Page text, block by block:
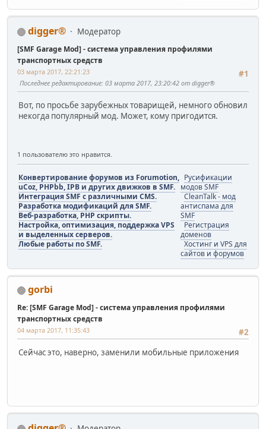
digger® Модератор
[SMF Garage Mod] - система управления профилями
транспортных средств
#1
03 марта 2017, 22:21:23
Последнее редактирование: 03 марта 2017, 23:20:42 от digger®
Вот, по просьбе зарубежных товарищей, немного обновил
некогда популярный мод. Может, кому пригодится.
1 пользователю это нравится.
Конвертирование форумов из Forumotion,
uCoz, PHPbb, IPB и других движков в SMF.
Интеграция SMF с различными CMS.
Разработка модификаций для SMF.
Веб-разработка, PHP скрипты.
Настройка, оптимизация, поддержка VPS
и выделенных серверов.
Любые работы по SMF.
Русификации
модов SMF
CleanTalk - мод
антиспама для
SMF
Регистрация
доменов
Хостинг и VPS для
сайтов и форумов
gorbi
Re: [SMF Garage Mod] - система управления профилями
транспортных средств
#2
04 марта 2017, 11:35:43
Сейчас это, наверно, заменили мобильные приложения